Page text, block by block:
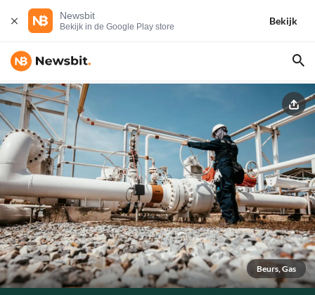
Newsbit
Bekijk in de Google Play store
Bekijk
Beurs, Gas